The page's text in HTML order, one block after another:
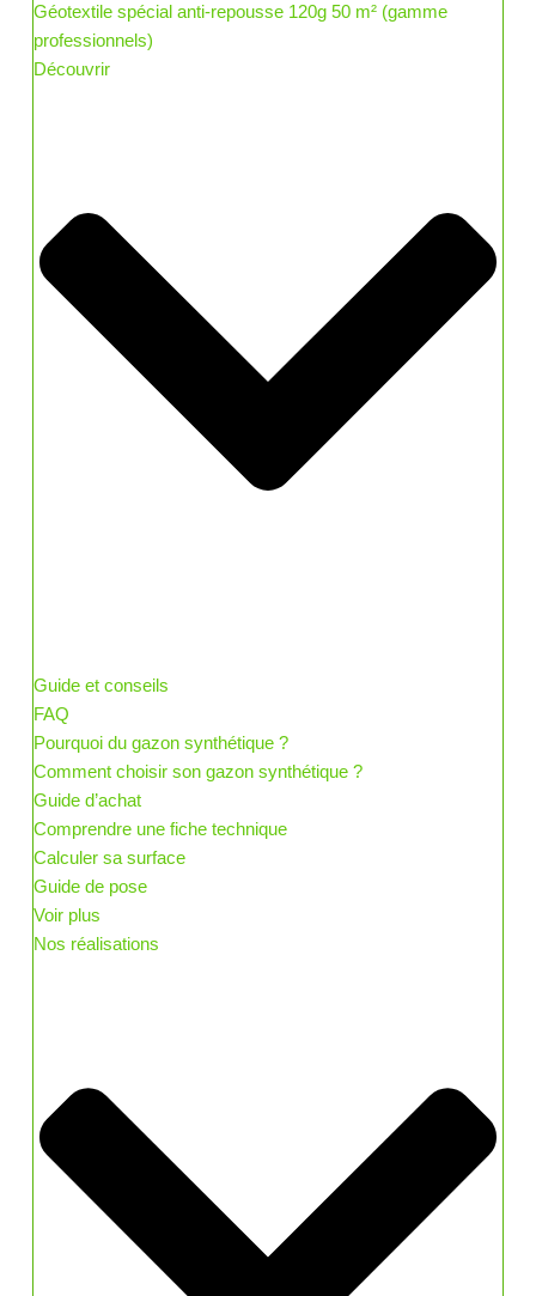
Géotextile spécial anti-repousse 120g 50 m² (gamme
professionnels)
Découvrir
Guide et conseils
FAQ
Pourquoi du gazon synthétique ?
Comment choisir son gazon synthétique ?
Guide d’achat
Comprendre une fiche technique
Calculer sa surface
Guide de pose
Voir plus
Nos réalisations